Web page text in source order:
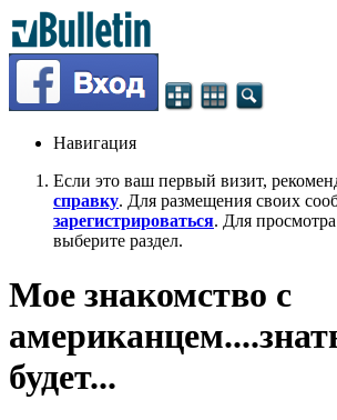
Навигация
Если это ваш первый визит,
справку. Для размещения своих
зарегистрироваться. Для
выберите раздел.
Мое знакомство с
будет...